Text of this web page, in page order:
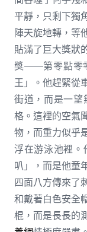
平靜，只剩下獨
陣天旋地轉，等
貼滿了巨大獎狀
獎——第零點零
王」。他趕緊從
街道，而是一望
格。這裡的空氣
物，而重力似乎
浮在游泳池裡。
叭」，而是他童
四面八方傳來了
和戴著白色安全
棍，而是長長的